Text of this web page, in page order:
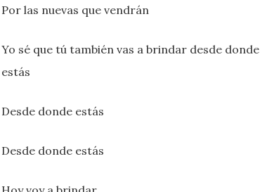
Por las nuevas que vendrán
Yo sé que tú también vas a brindar desde donde
estás
Desde donde estás
Desde donde estás